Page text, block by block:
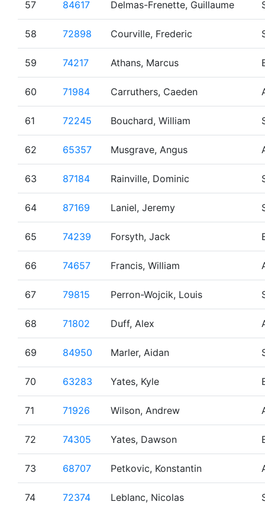
57 84617 Delmas-Frenette, Guillaume
58 72898 Courville, Frederic
59 74217 Athans, Marcus
60 71984 Carruthers, Caeden
61 72245 Bouchard, William
62 65357 Musgrave, Angus
63 87184 Rainville, Dominic
64 87169 Laniel, Jeremy
65 74239 Forsyth, Jack
66 74657 Francis, William
67 79815 Perron-Wojcik, Louis
68 71802 Duff, Alex
69 84950 Marler, Aidan
70 63283 Yates, Kyle
71 71926 Wilson, Andrew
72 74305 Yates, Dawson
73 68707 Petkovic, Konstantin
74 72374 Leblanc, Nicolas